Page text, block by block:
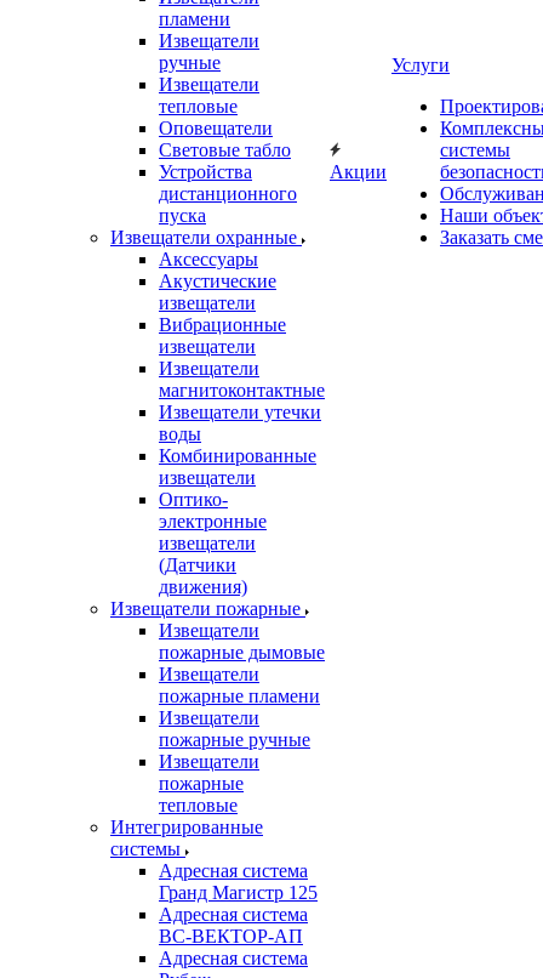
пламени
Извещатели
ручные
Извещатели
тепловые
Оповещатели
Световые табло
Устройства
дистанционного
пуска
Извещатели охранные
Аксессуары
Акустические
извещатели
Вибрационные
извещатели
Извещатели
магнитоконтактные
Извещатели утечки
воды
Комбинированные
извещатели
Оптико-
электронные
извещатели
(Датчики
движения)
Извещатели пожарные
Извещатели
пожарные дымовые
Извещатели
пожарные пламени
Извещатели
пожарные ручные
Извещатели
пожарные
тепловые
Интегрированные
системы
Адресная система
Гранд Магистр 125
Адресная система
ВС-ВЕКТОР-АП
Адресная система
Акции
Услуги
системы
Наши
Заказать